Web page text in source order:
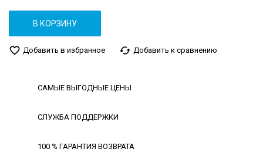
В КОРЗИНУ
favorite_border Добавить в избранное cached Добавить к сравнению
САМЫЕ ВЫГОДНЫЕ ЦЕНЫ
СЛУЖБА ПОДДЕРЖКИ
100 % ГАРАНТИЯ ВОЗВРАТА